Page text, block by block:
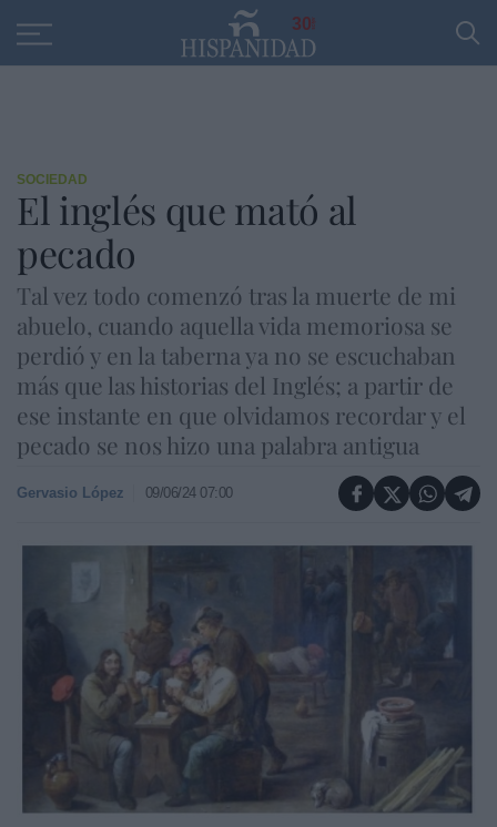
30
SOCIEDAD
El inglés que mató al
pecado
Tal vez todo comenzó tras la muerte de mi
abuelo, cuando aquella vida memoriosa se
perdió y en la taberna ya no se escuchaban
más que las historias del Inglés; a partir de
ese instante en que olvidamos recordar y el
pecado se nos hizo una palabra antigua
Gervasio López 09/06/24 07:00